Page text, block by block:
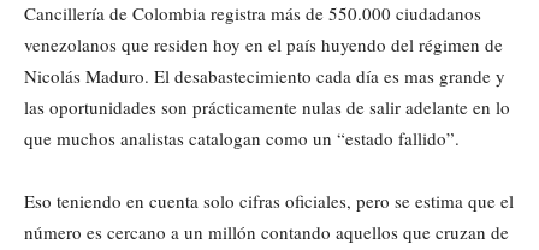
Cancillería de Colombia registra más de 550.000 ciudadanos
venezolanos que residen hoy en el país huyendo del régimen de
Nicolás Maduro. El desabastecimiento cada día es mas grande y
las oportunidades son prácticamente nulas de salir adelante en lo
que muchos analistas catalogan como un “estado fallido”.
Eso teniendo en cuenta solo cifras oficiales, pero se estima que el
número es cercano a un millón contando aquellos que cruzan de